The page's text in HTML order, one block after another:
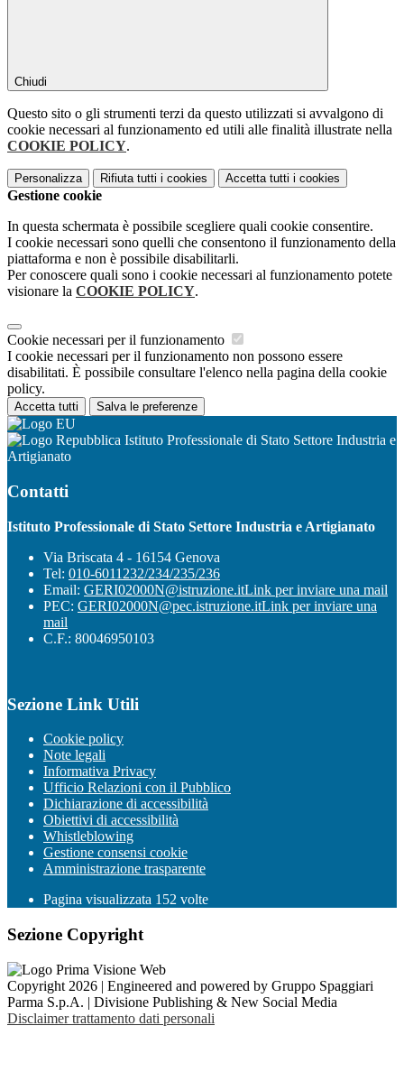
Chiudi
Questo sito o gli strumenti terzi da questo utilizzati si avvalgono di
cookie necessari al funzionamento ed utili alle finalità illustrate nella
COOKIE POLICY.
Personalizza Rifiuta tutti i cookies Accetta tutti i cookies
Gestione cookie
In questa schermata è possibile scegliere quali cookie consentire.
I cookie necessari sono quelli che consentono il funzionamento della
piattaforma e non è possibile disabilitarli.
Per conoscere quali sono i cookie necessari al funzionamento potete
visionare la COOKIE POLICY.
Cookie necessari per il funzionamento
I cookie necessari per il funzionamento non possono essere
disabilitati. È possibile consultare l'elenco nella pagina della cookie
policy.
Accetta tutti Salva le preferenze
Istituto Professionale di Stato Settore Industria e
Artigianato
Contatti
Istituto Professionale di Stato Settore Industria e Artigianato
Via Briscata 4 - 16154 Genova
Tel: 010-6011232/234/235/236
Email: GERI02000N@istruzione.itLink per inviare una mail
PEC: GERI02000N@pec.istruzione.itLink per inviare una
mail
C.F.: 80046950103
Sezione Link Utili
Cookie policy
Note legali
Informativa Privacy
Ufficio Relazioni con il Pubblico
Dichiarazione di accessibilità
Obiettivi di accessibilità
Whistleblowing
Gestione consensi cookie
Amministrazione trasparente
Pagina visualizzata 152 volte
Sezione Copyright
Copyright 2026 | Engineered and powered by Gruppo Spaggiari
Parma S.p.A. | Divisione Publishing & New Social Media
Disclaimer trattamento dati personali